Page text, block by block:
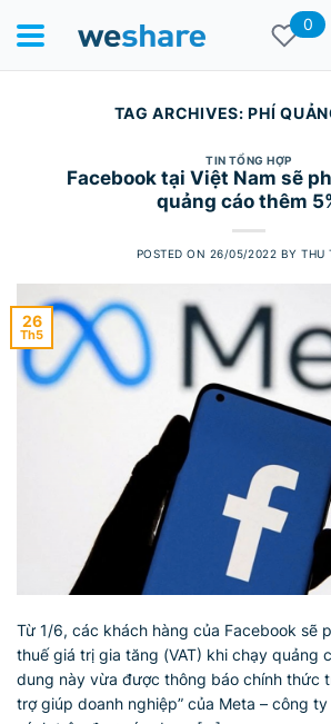
0
TAG ARCHIVES:PHÍ
TIN TỔNG HỢP
Facebook tại Việt Nam sẽ
quảng cáo thêm
POSTED ON 26/05/2022 BYTHU
26
Th5
Từ 1/6, các khách hàng của Facebook sẽ
thuế giá trị gia tăng (VAT) khi chạy quảng
dung này vừa được thông báo chính thức
trợ giúp doanh nghiệp” của Meta – công